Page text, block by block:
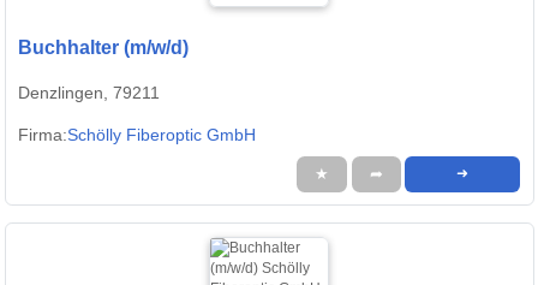
Buchhalter (m/w/d)
Denzlingen, 79211
Firma:Schölly Fiberoptic GmbH
★ ➦ ➜